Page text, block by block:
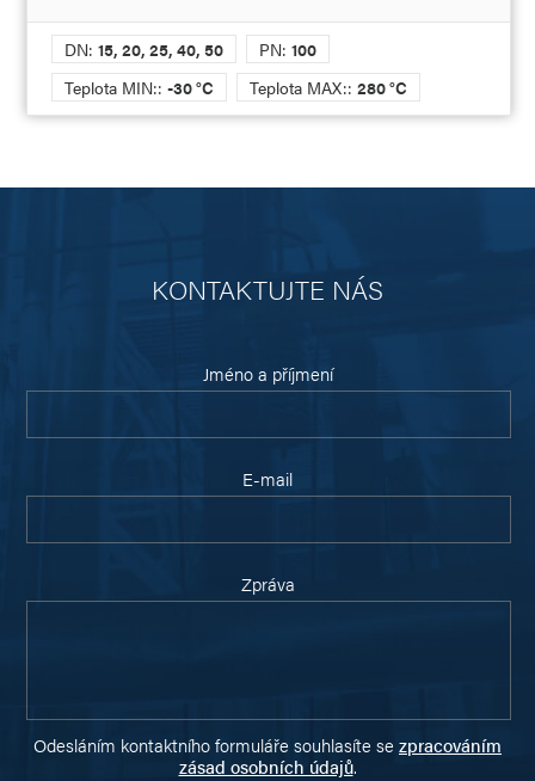
DN:15, 20, 25, 40, 50 PN:100
Teplota MIN::-30 °C Teplota MAX::280 °C
KONTAKTUJTE NÁS
Jméno a příjmení
E-mail
Zpráva
Odesláním kontaktního formuláře souhlasíte se zpracováním
zásad osobních údajů.